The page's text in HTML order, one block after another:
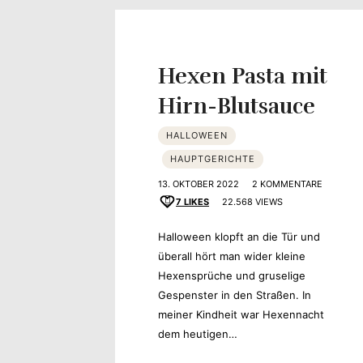
zeigt
Ihren
Hexen Pasta mit
Hirn-Blutsauce
HALLOWEEN
HAUPTGERICHTE
13. OKTOBER 2022
2 KOMMENTARE
7 LIKES 22.568 VIEWS
Halloween klopft an die Tür und
überall hört man wider kleine
Hexensprüche und gruselige
Gespenster in den Straßen. In
meiner Kindheit war Hexennacht
dem heutigen…